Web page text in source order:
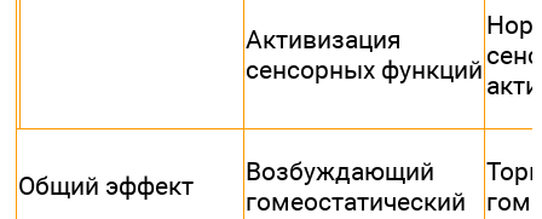
Активизация
сенсорных функций
Общий эффект
Возбуждающий
гомеостатический